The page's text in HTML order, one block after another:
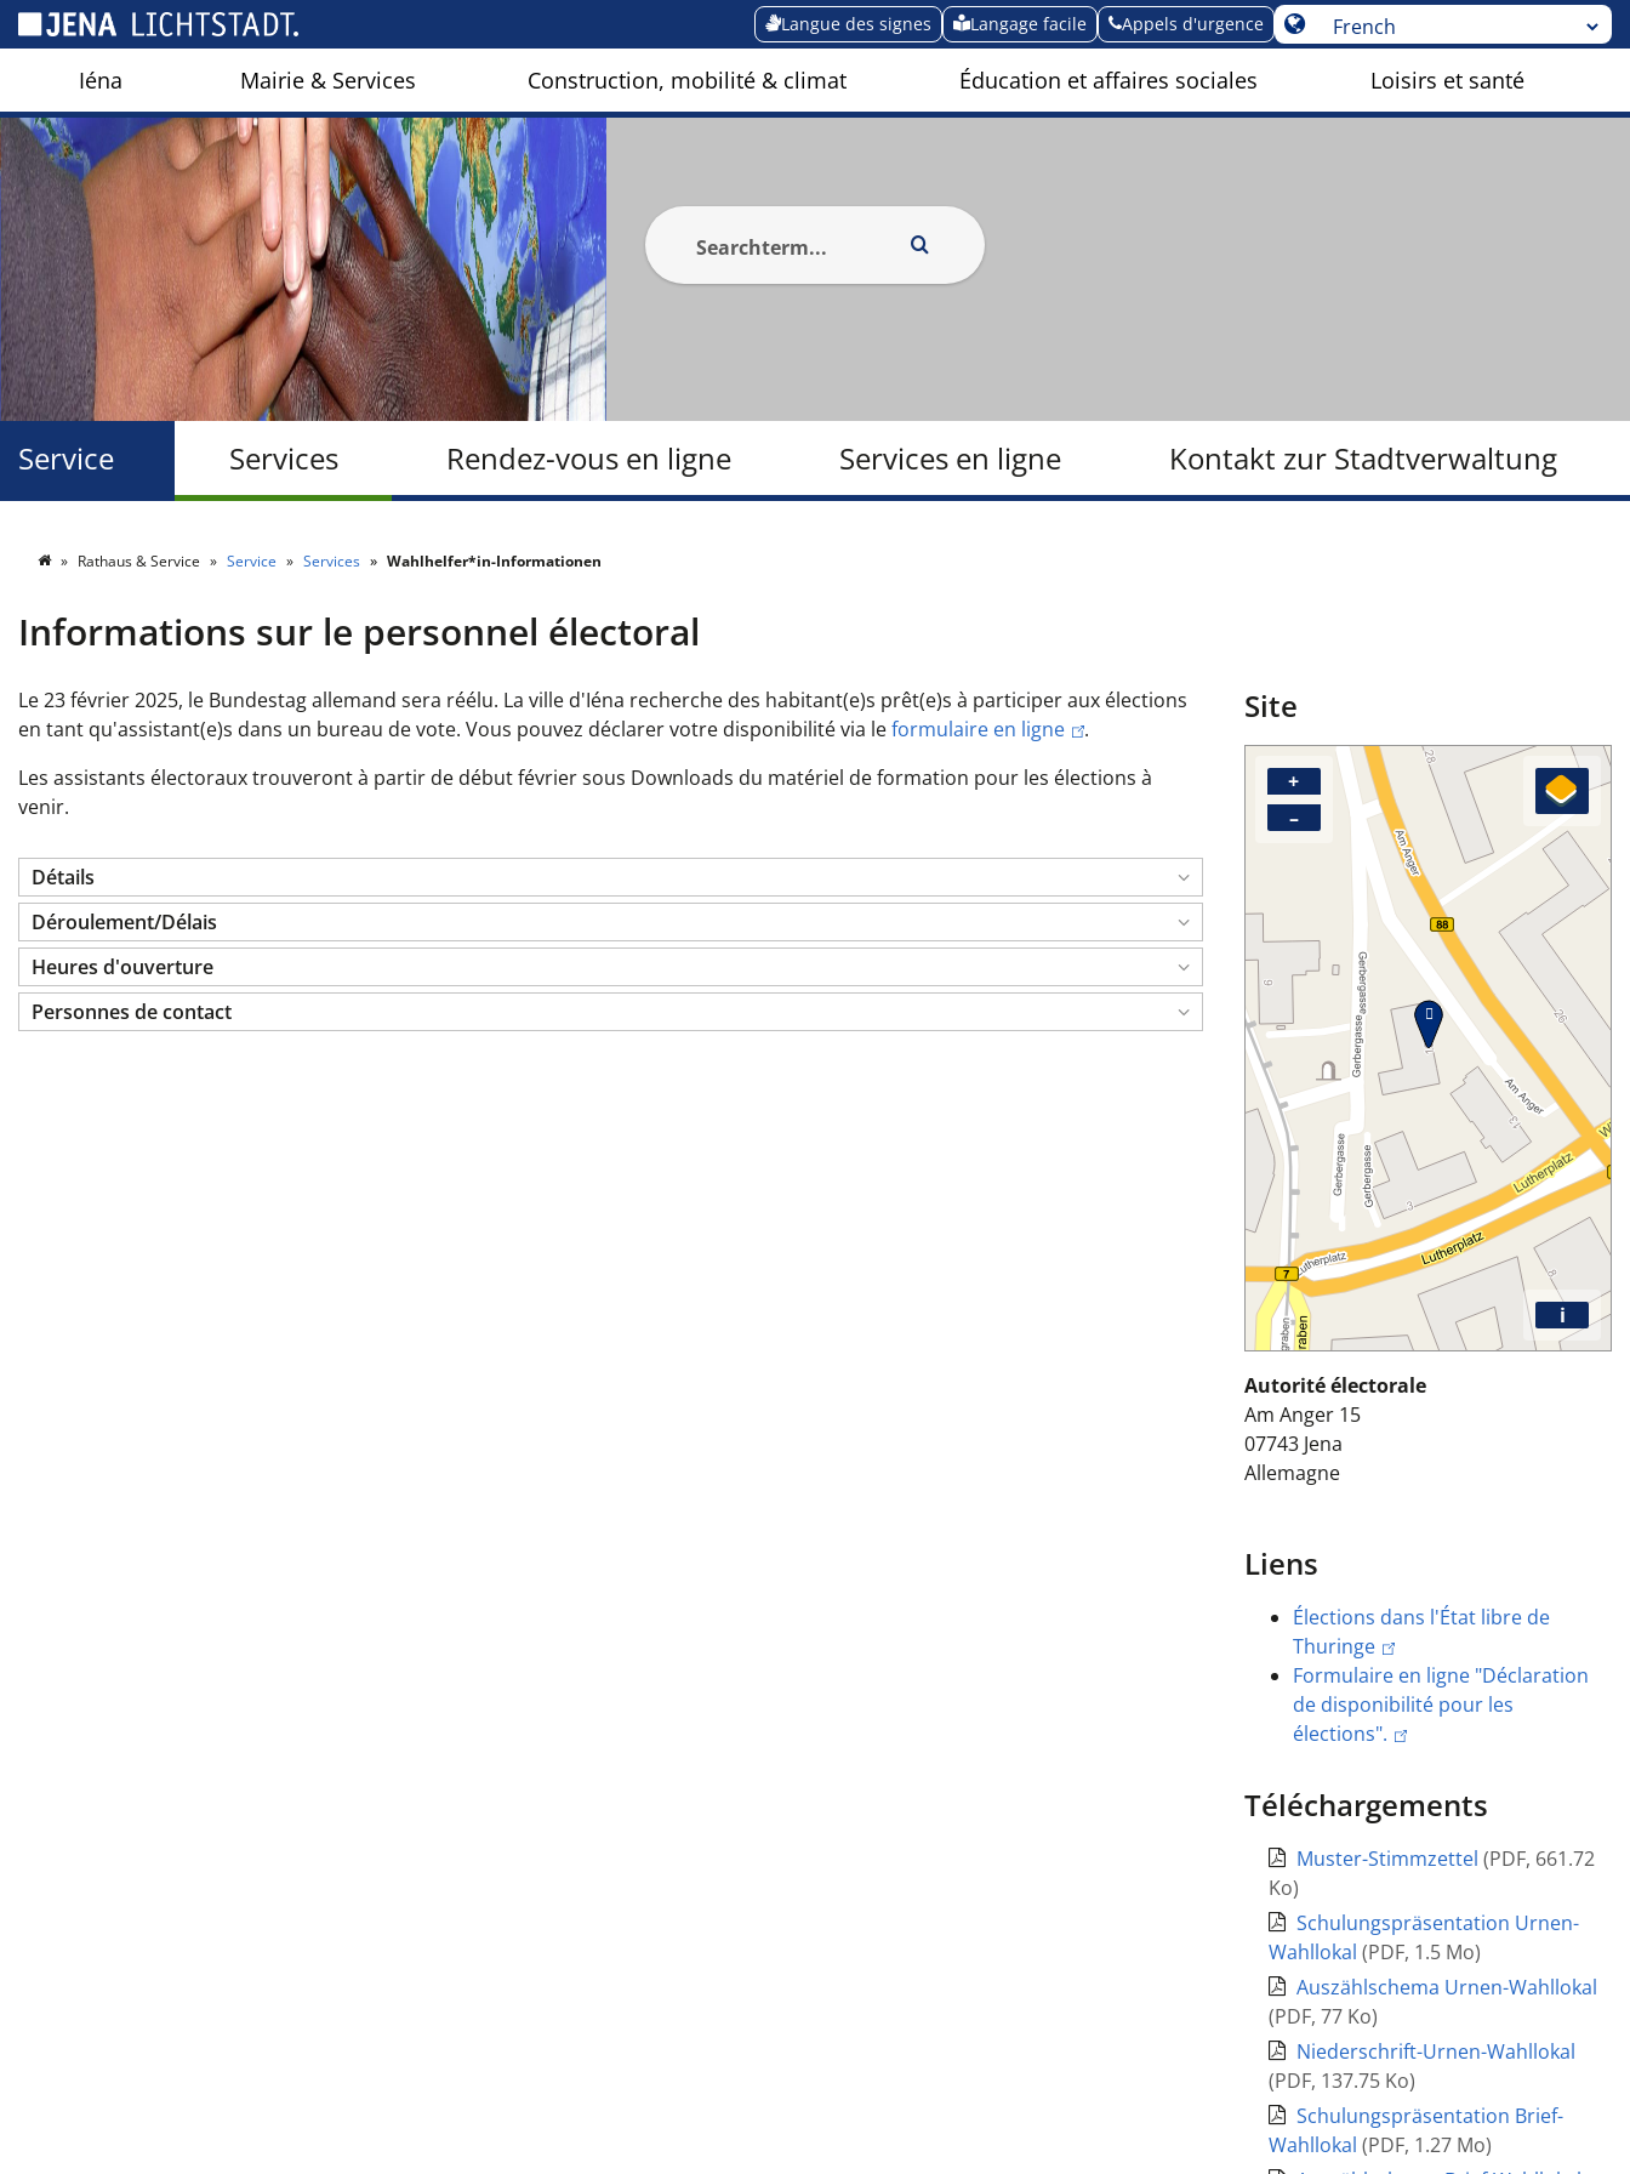
Langue des signes Langage facile Appels d'urgence
Iéna Mairie & Services Construction, mobilité & climat Éducation et affaires sociales Loisirs et santé
Services Rendez-vous en ligne Services en ligne Kontakt zur Stadtverwaltung
Service
Rathaus & Service Service Services Wahlhelfer*in-Informationen
Informations sur le personnel électoral
Le 23 février 2025, le Bundestag allemand sera réélu. La ville d'Iéna recherche des habitant(e)s prêt(e)s à participer aux élections
en tant qu'assistant(e)s dans un bureau de vote. Vous pouvez déclarer votre disponibilité via leformulaire en ligne
.
Les assistants électoraux trouveront à partir de début février sous Downloads du matériel de formation pour les élections à
venir.
Détails
Déroulement/Délais
Heures d'ouverture
Personnes de contact
Site
+
–
i
Autorité électorale
Am Anger 15
07743 Jena
Allemagne
Liens
Élections dans l'État libre de
Thuringe
Formulaire en ligne "Déclaration
de disponibilité pour les
élections".
Téléchargements
Muster-Stimmzettel (PDF, 661.72
Ko)
Schulungspräsentation Urnen-
Wahllokal (PDF, 1.5 Mo)
Auszählschema Urnen-Wahllokal
(PDF, 77 Ko)
Niederschrift-Urnen-Wahllokal
(PDF, 137.75 Ko)
Schulungspräsentation Brief-
Wahllokal (PDF, 1.27 Mo)
Panneau de gestion des cookies